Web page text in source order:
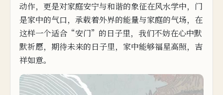
动作， 更是对家庭安宁与和谐的象征在风水学中，门
是家中的气口，承载着外界的能量与家庭的气场，在
这样一个适合“安门”的日子里，我们不妨在心中默
默祈愿，期待未来的日子里，家中能够福星高照，吉
祥如意。